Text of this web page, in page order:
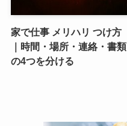
家で仕事 メリハリ つけ方
｜時間・場所・連絡・書類
の4つを分ける